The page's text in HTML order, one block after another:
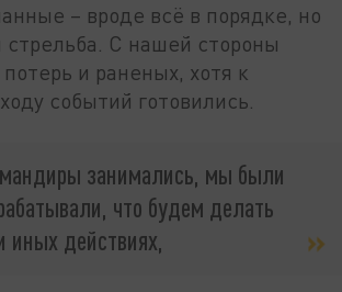
– вроде всё в порядке, но
стрельба. С нашей стороны
и раненых, хотя к
событий готовились.
занимались, мы были
что будем делать
иных действиях,